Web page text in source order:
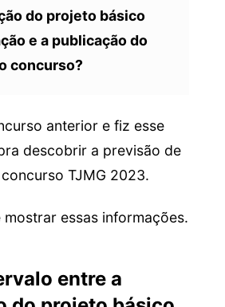
do projeto básico
e a publicação do
concurso?
anterior e fiz esse
descobrir a previsão de
TJMG 2023.
essas informações.
entre a